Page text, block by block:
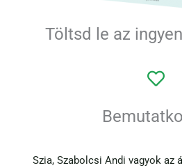
Töltsd le az
Szia, Szabolcsi Andi vagyok az